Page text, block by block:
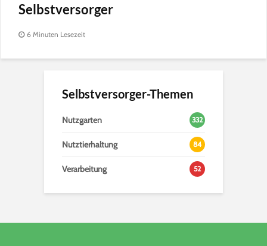
Selbstversorger
6 Minuten Lesezeit
Selbstversorger-Themen
Nutzgarten 332
Nutztierhaltung 84
Verarbeitung 52